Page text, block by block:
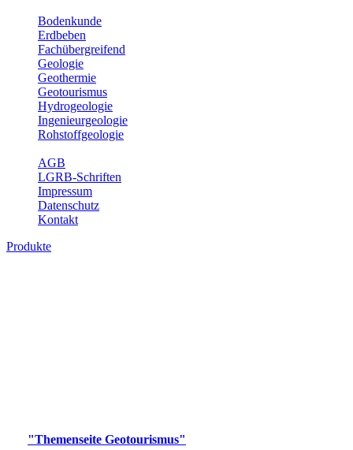
Bodenkunde
Erdbeben
Fachübergreifend
Geologie
Geothermie
Geotourismus
Hydrogeologie
Ingenieurgeologie
Rohstoffgeologie
AGB
LGRB-Schriften
Impressum
Datenschutz
Kontakt
Produkte
"Themenseite Geotourismus"